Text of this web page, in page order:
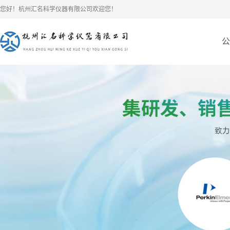
您好！杭州汇名科学仪器有限公司欢迎您！